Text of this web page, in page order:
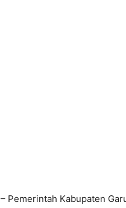
– Pemerintah Kabupaten